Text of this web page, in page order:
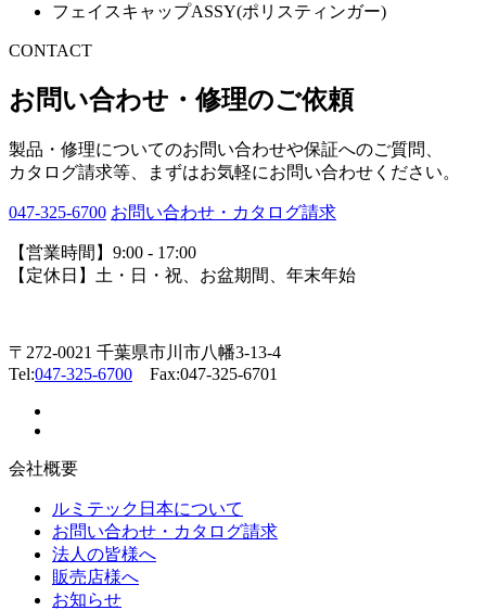
フェイスキャップASSY(ポリスティンガー)
CONTACT
お問い合わせ・修理のご依頼
製品・修理についてのお問い合わせや保証へのご質問、
カタログ請求等、まずはお気軽にお問い合わせください。
047-325-6700 お問い合わせ・カタログ請求
【営業時間】9:00 - 17:00
【定休日】土・日・祝、お盆期間、年末年始
〒272-0021 千葉県市川市八幡3-13-4
Tel:047-325-6700 Fax:047-325-6701
会社概要
ルミテック日本について
お問い合わせ・カタログ請求
法人の皆様へ
販売店様へ
お知らせ